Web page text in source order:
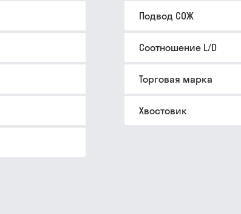
Подвод СОЖ
Соотношение L/D
Торговая марка
Хвостовик